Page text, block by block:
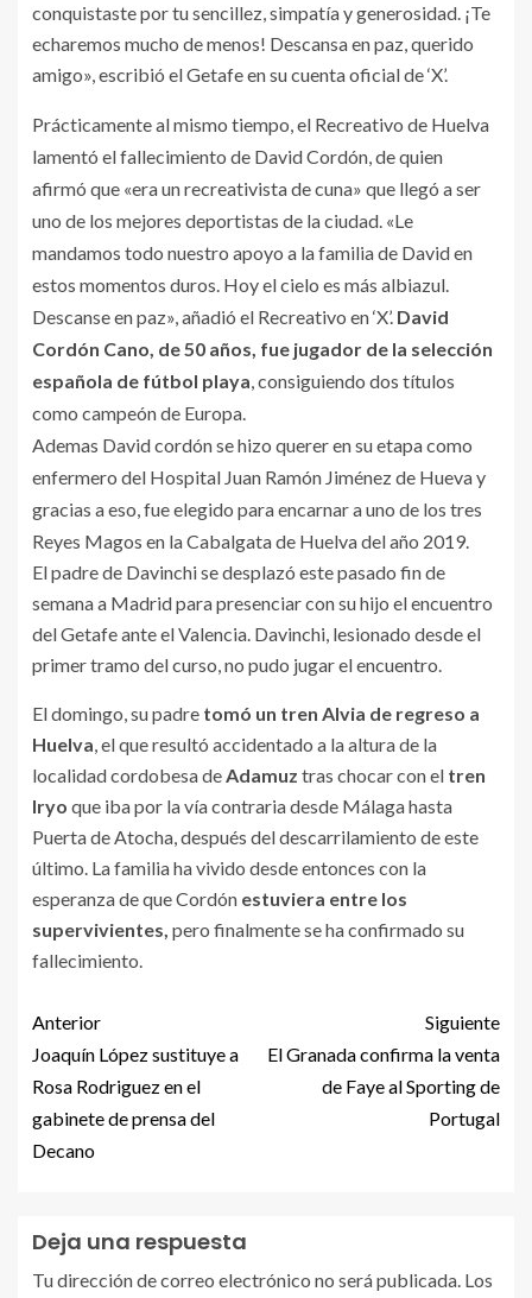
conquistaste por tu sencillez, simpatía y generosidad. ¡Te
echaremos mucho de menos! Descansa en paz, querido
amigo», escribió el Getafe en su cuenta oficial de ‘X’.
Prácticamente al mismo tiempo, el Recreativo de Huelva
lamentó el fallecimiento de David Cordón, de quien
afirmó que «era un recreativista de cuna» que llegó a ser
uno de los mejores deportistas de la ciudad. «Le
mandamos todo nuestro apoyo a la familia de David en
estos momentos duros. Hoy el cielo es más albiazul.
Descanse en paz», añadió el Recreativo en ‘X’. David
Cordón Cano, de 50 años, fue jugador de la selección
española de fútbol playa, consiguiendo dos títulos
como campeón de Europa.
Ademas David cordón se hizo querer en su etapa como
enfermero del Hospital Juan Ramón Jiménez de Hueva y
gracias a eso, fue elegido para encarnar a uno de los tres
Reyes Magos en la Cabalgata de Huelva del año 2019.
El padre de Davinchi se desplazó este pasado fin de
semana a Madrid para presenciar con su hijo el encuentro
del Getafe ante el Valencia. Davinchi, lesionado desde el
primer tramo del curso, no pudo jugar el encuentro.
El domingo, su padre tomó un tren Alvia de regreso a
Huelva, el que resultó accidentado a la altura de la
localidad cordobesa deAdamuz tras chocar con el tren
Iryo que iba por la vía contraria desde Málaga hasta
Puerta de Atocha, después del descarrilamiento de este
último. La familia ha vivido desde entonces con la
esperanza de que Cordón estuviera entre los
supervivientes, pero finalmente se ha confirmado su
fallecimiento.
Anterior
Joaquín López sustituye a
Rosa Rodriguez en el
gabinete de prensa del
Decano
Siguiente
El Granada confirma la venta
de Faye al Sporting de
Portugal
Deja una respuesta
Tu dirección de correo electrónico no será publicada. Los